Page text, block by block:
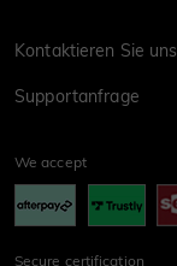
Kontaktieren Sie uns
Supportanfrage
We accept
Secure certification